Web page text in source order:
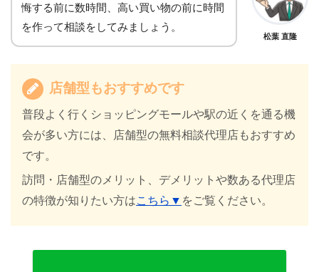
悔する前に数時間、高い買い物の前に時間
を作って相談をしてみましょう。
松葉 直隆
店舗型もおすすめです
普段よく行くショッピングモールや駅の近くを通る機
会が多い方には、店舗型の無料相談代理店もおすすめ
です。
訪問・店舗型のメリット、デメリットや数ある代理店
の特徴が知りたい方はこちら▼ をご覧ください。